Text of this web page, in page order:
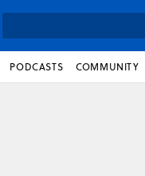
PODCASTS COMMUNITY